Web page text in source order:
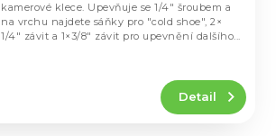
Detail
kamerové klece. Upevňuje se 1/4" šroubem a
na vrchu najdete sáňky pro "cold shoe", 2×
1/4" závit a 1×3/8" závit pro upevnění dalšího...